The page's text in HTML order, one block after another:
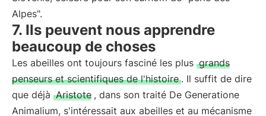
Alpes".
7. Ils peuvent nous apprendre
beaucoup de choses
Les abeilles ont toujours fasciné les plus grands
penseurs et scientifiques de l'histoire . Il suffit de dire
que déjà Aristote , dans son traité De Generatione
Animalium, s'intéressait aux abeilles et au mécanisme